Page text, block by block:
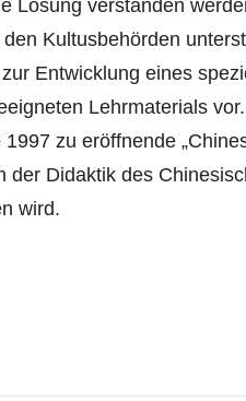
Kultusbehörden
Entwicklung eines
Lehrmaterials
zu eröffnende
der Didaktik des
wird.